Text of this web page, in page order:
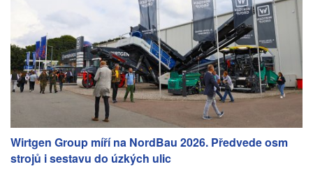
Wirtgen Group míří na NordBau 2026. Předvede osm
strojů i sestavu do úzkých ulic